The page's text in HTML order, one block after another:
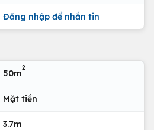
Đăng nhập để nhắn tin
50m
2
Mặt tiền
3.7m